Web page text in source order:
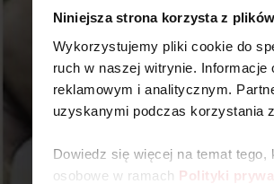
Niniejsza strona korzysta z
Wykorzystujemy pliki cookie do
ruch w naszej witrynie.
reklamowym i analitycznym.
uzyskanymi podczas korzystania
Dowiedz się więcej na temat
osobowe w ramach Polityki